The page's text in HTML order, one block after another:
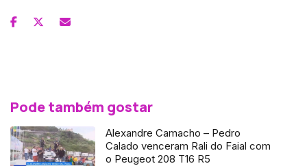
Pode também gostar
Alexandre Camacho – Pedro
Calado venceram Rali do Faial com
o Peugeot 208 T16 R5